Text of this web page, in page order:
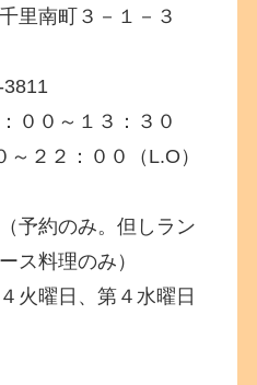
南町３－１－３
０～１３：３０
～２２：００（L.O）
約のみ。但しラン
ス料理のみ）
曜日、第４水曜日